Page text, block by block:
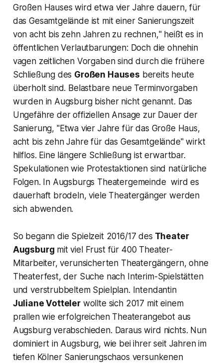
Großen Hauses wird etwa vier Jahre dauern, für
das Gesamtgelände ist mit einer Sanierungszeit
von acht bis zehn Jahren zu rechnen," heißt es in
öffentlichen Verlautbarungen: Doch die ohnehin
vagen zeitlichen Vorgaben sind durch die frühere
Schließung des Großen Hauses bereits heute
überholt sind. Belastbare neue Terminvorgaben
wurden in Augsburg bisher nicht genannt. Das
Ungefähre der offiziellen Ansage zur Dauer der
Sanierung, "Etwa vier Jahre für das Große Haus,
acht bis zehn Jahre für das Gesamtgelände" wirkt
hilflos. Eine längere Schließung ist erwartbar.
Spekulationen wie Protestaktionen sind natürliche
Folgen. In Augsburgs Theatergemeinde wird es
dauerhaft brodeln, viele Theatergänger werden
sich abwenden.
So begann die Spielzeit 2016/17 des Theater
Augsburg mit viel Frust für 400 Theater-
Mitarbeiter, verunsicherten Theatergängern, ohne
Theaterfest, der Suche nach Interim-Spielstätten
und verstrubbeltem Spielplan. Intendantin
Juliane Vottelerwollte sich 2017 mit einem
prallen wie erfolgreichen Theaterangebot aus
Augsburg verabschieden. Daraus wird nichts. Nun
dominiert in Augsburg, wie bei ihrer seit Jahren im
tiefen Kölner Sanierungschaos versunkenen